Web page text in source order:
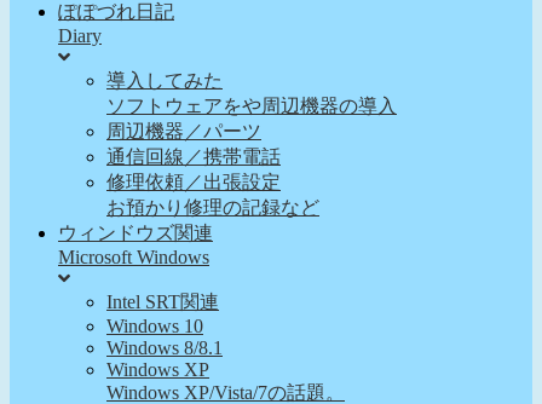
ぽぽづれ日記
Diary
導入してみた
ソフトウェアをや周辺機器の導入
周辺機器／パーツ
通信回線／携帯電話
修理依頼／出張設定
お預かり修理の記録など
ウィンドウズ関連
Microsoft Windows
Intel SRT関連
Windows 10
Windows 8/8.1
Windows XP
Windows XP/Vista/7の話題。